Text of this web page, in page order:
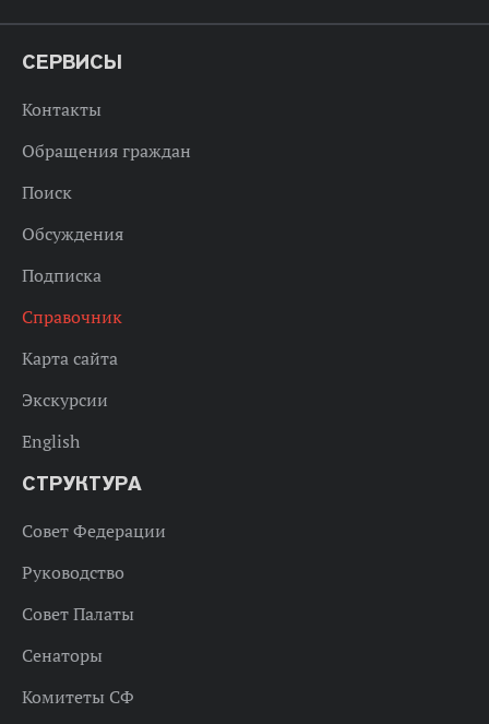
СЕРВИСЫ
Контакты
Обращения граждан
Поиск
Обсуждения
Подписка
Справочник
Карта сайта
Экскурсии
English
СТРУКТУРА
Совет Федерации
Руководство
Совет Палаты
Сенаторы
Комитеты СФ